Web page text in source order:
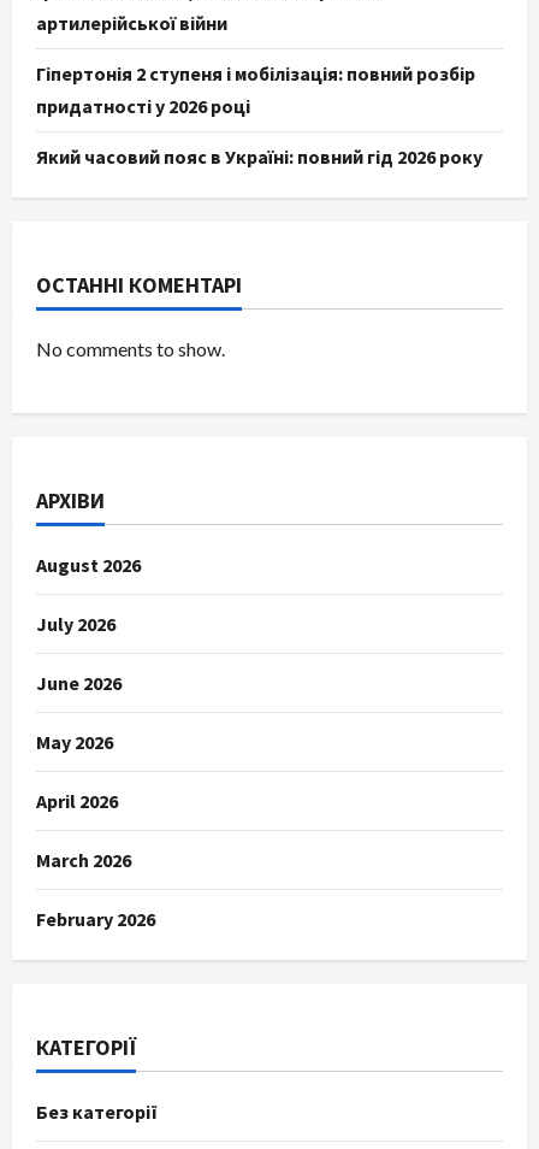
артилерійської війни
Гіпертонія 2 ступеня і мобілізація: повний розбір
придатності у 2026 році
Який часовий пояс в Україні: повний гід 2026 року
ОСТАННІ КОМЕНТАРІ
No comments to show.
АРХІВИ
August 2026
July 2026
June 2026
May 2026
April 2026
March 2026
February 2026
КАТЕГОРІЇ
Без категорії